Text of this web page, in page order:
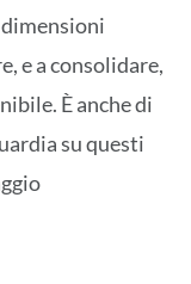
dimensioni
e a consolidare,
È anche di
su questi